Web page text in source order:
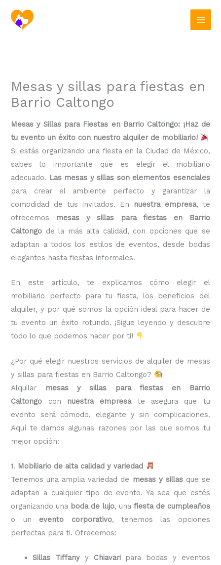
contenido
Mesas y sillas para fiestas en
Barrio Caltongo
Mesas y Sillas para Fiestas en Barrio Caltongo: ¡Haz de
tu evento un éxito con nuestro alquiler de mobiliario!
Si estás organizando una fiesta en la Ciudad de México,
sabes lo importante que es elegir el mobiliario
adecuado. Las mesas y sillas son elementos esenciales
para crear el ambiente perfecto y garantizar la
comodidad de tus invitados. En
nuestra empresa, te
ofrecemos
mesas y sillas para fiestas en Barrio
Caltongo de la más alta calidad, con opciones que se
adaptan a todos los estilos de eventos, desde bodas
elegantes hasta fiestas informales.
En este artículo, te explicamos cómo elegir el
mobiliario perfecto para tu fiesta, los beneficios del
alquiler, y por qué somos la opción ideal para hacer de
tu evento un éxito rotundo. ¡Sigue leyendo y descubre
todo lo que podemos hacer por ti!
¿Por qué elegir nuestros servicios de alquiler de mesas
y sillas para fiestas en Barrio Caltongo?
Alquilar
mesas y sillas para fiestas en Barrio
Caltongo con nuestra empresate asegura que tu
evento será cómodo, elegante y sin complicaciones.
Aquí te damos algunas razones por las que somos tu
mejor opción:
1. Mobiliario de alta calidad y variedad
Tenemos una amplia variedad de mesas y sillasque se
adaptan a cualquier tipo de evento. Ya sea que estés
organizando una boda de lujo, una fiesta de cumpleaños
o un evento corporativo, tenemos las opciones
perfectas para ti. Ofrecemos:
Sillas Tiffanyy Chiavaripara bodas y eventos